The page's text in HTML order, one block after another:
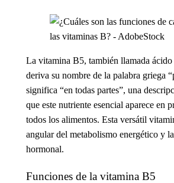
La vitamina B5, también llamada
deriva su nombre de la palabra griega
significa “en todas partes”, una
que este nutriente esencial aparece en
todos los alimentos. Esta versátil
angular del metabolismo energético y
hormonal.
Funciones de la vitamina B5